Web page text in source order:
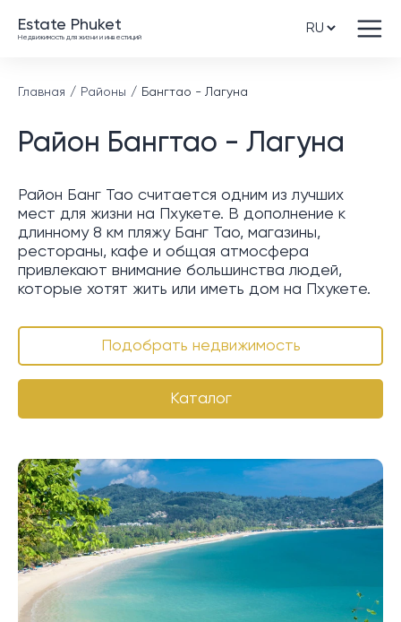
Estate Phuket
Недвижимость для жизни и инвестиций
Главная Районы Бангтао - Лагуна
Район Бангтао - Лагуна
Район Банг Тао считается одним из лучших
мест для жизни на Пхукете. В дополнение к
длинному 8 км пляжу Банг Тао, магазины,
рестораны, кафе и общая атмосфера
привлекают внимание большинства людей,
которые хотят жить или иметь дом на Пхукете.
Подобрать недвижимость
Каталог